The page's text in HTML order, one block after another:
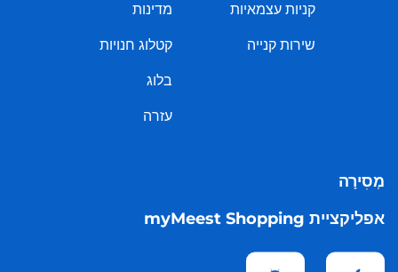
קניות עצמאיות
שירות קנייה
מדינות
קטלוג חנויות
בלוג
עזרה
מְסִירָה
אפליקציית myMeest Shopping